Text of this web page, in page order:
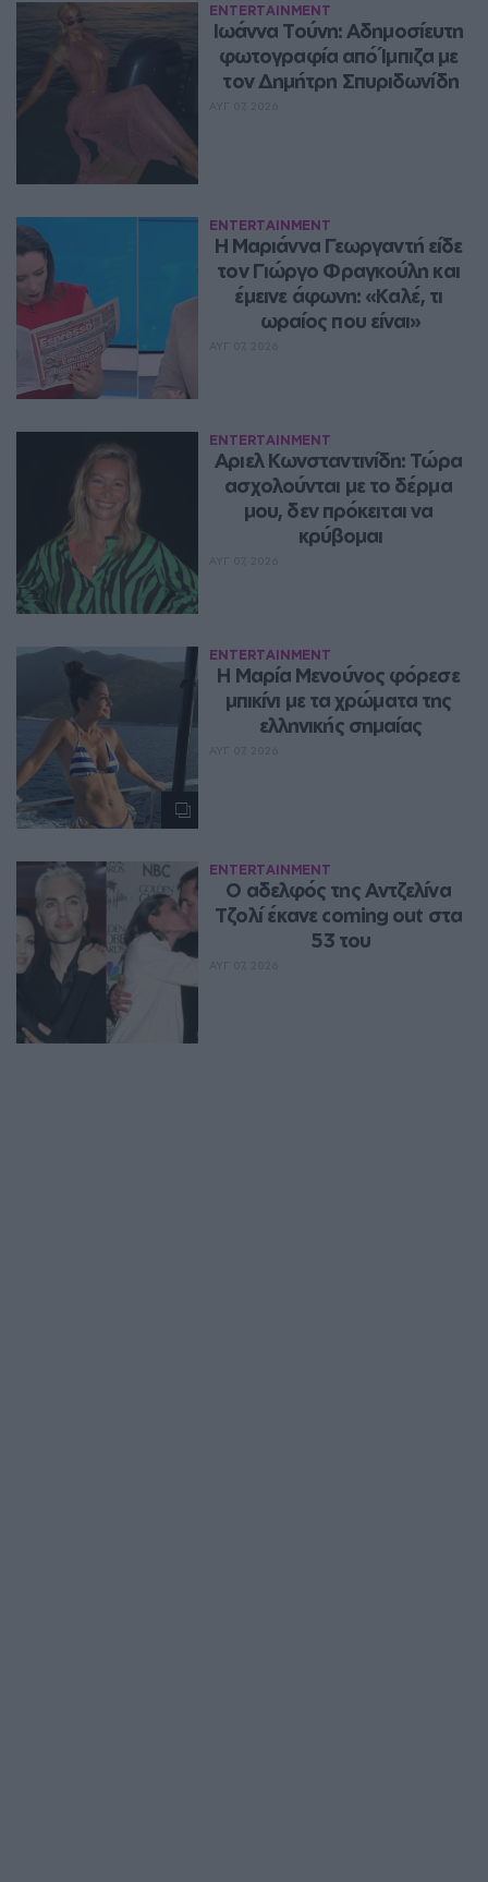
ENTERTAINMENT
Ιωάννα Τούνη: Αδημοσίευτη
φωτογραφία από Ίμπιζα με
τον Δημήτρη Σπυριδωνίδη
ENTERTAINMENT
Η Μαριάννα Γεωργαντή είδε
τον Γιώργο Φραγκούλη και
έμεινε άφωνη: «Καλέ, τι
ωραίος που είναι»
ENTERTAINMENT
Αριελ Κωνσταντινίδη: Τώρα
ασχολούνται με το δέρμα
μου, δεν πρόκειται να
κρύβομαι
ENTERTAINMENT
Η Μαρία Μενούνος φόρεσε
μπικίνι με τα χρώματα της
ελληνικής σημαίας
ENTERTAINMENT
Ο αδελφός της Αντζελίνα
Τζολί έκανε coming out στα
53 του